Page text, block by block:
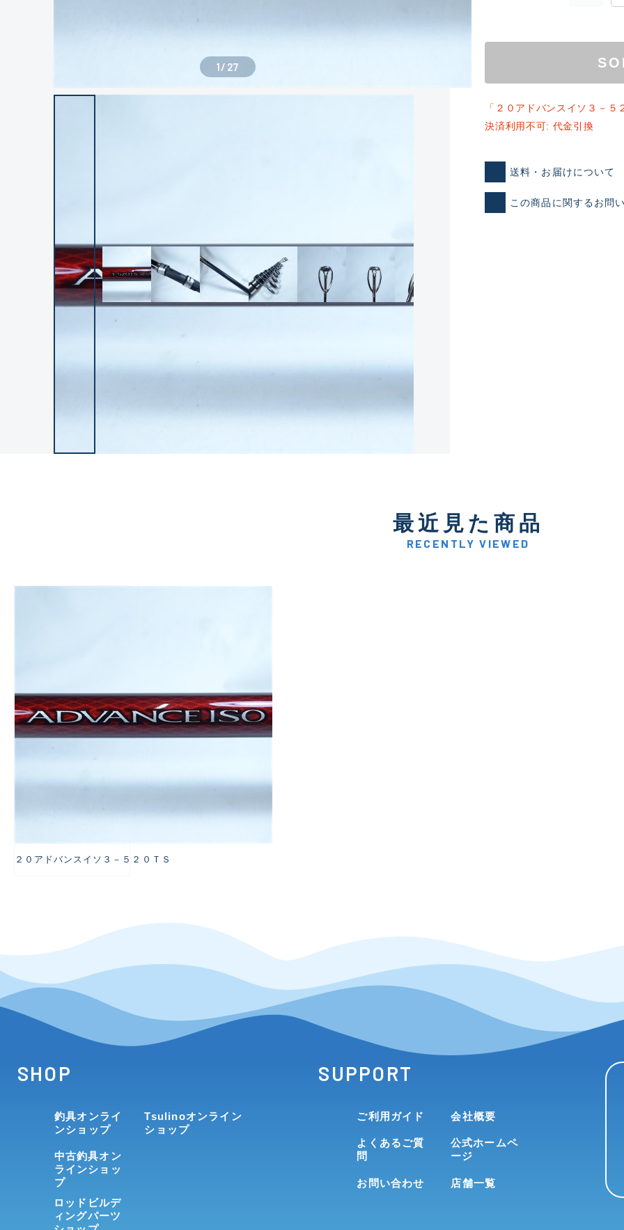
ランクとは？
新古品（メーカー問屋から
品）
C-
い品
1/ 27
「２０アドバンスイソ３－５
決済利用不可: 代金引換
送料・お届けについて
この商品に関するお問
最近見た商品
RECENTLY VIEWED
２０アドバンスイソ３－５２０ＴＳ
SHOP
釣具オンライ
ンショップ
中古釣具オン
ラインショッ
プ
ロッドビルデ
ィングパーツ
Tsulinoオンライン
ショップ
SUPPORT
ご利用ガイド
よくあるご質
問
お問い合わせ
会社概要
公式ホームペ
ージ
店舗一覧